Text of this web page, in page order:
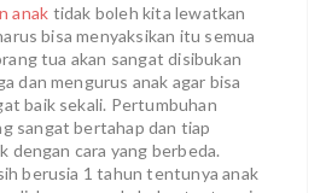
anak tidak boleh kita lewatkan
bisa menyaksikan itu semua
tua akan sangat disibukan
dan mengurus anak agar bisa
baik sekali. Pertumbuhan
sangat bertahap dan tiap
dengan cara yang berbeda.
berusia 1 tahun tentunya anak